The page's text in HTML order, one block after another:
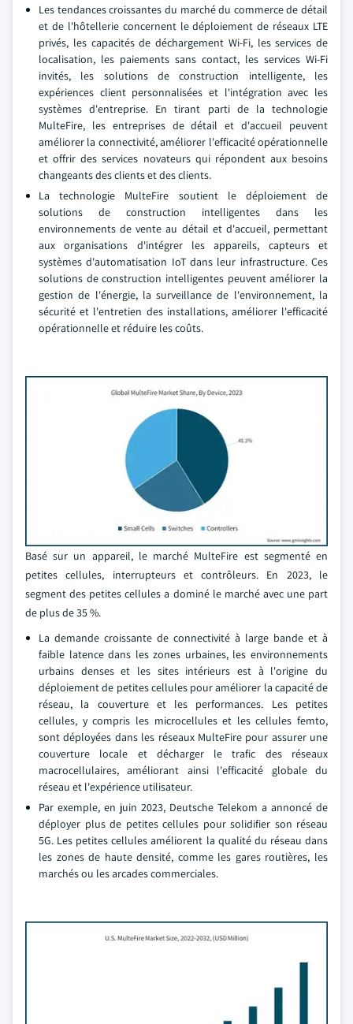
Les tendances croissantes du marché du commerce de détail
et de l'hôtellerie concernent le déploiement de réseaux LTE
privés, les capacités de déchargement Wi-Fi, les services de
localisation, les paiements sans contact, les services Wi-Fi
invités, les solutions de construction intelligente, les
expériences client personnalisées et l'intégration avec les
systèmes d'entreprise. En tirant parti de la technologie
MulteFire, les entreprises de détail et d'accueil peuvent
améliorer la connectivité, améliorer l'efficacité opérationnelle
et offrir des services novateurs qui répondent aux besoins
changeants des clients et des clients.
La technologie MulteFire soutient le déploiement de
solutions de construction intelligentes dans les
environnements de vente au détail et d'accueil, permettant
aux organisations d'intégrer les appareils, capteurs et
systèmes d'automatisation IoT dans leur infrastructure. Ces
solutions de construction intelligentes peuvent améliorer la
gestion de l'énergie, la surveillance de l'environnement, la
sécurité et l'entretien des installations, améliorer l'efficacité
opérationnelle et réduire les coûts.
Basé sur un appareil, le marché MulteFire est segmenté en
petites cellules, interrupteurs et contrôleurs. En 2023, le
segment des petites cellules a dominé le marché avec une part
de plus de 35 %.
La demande croissante de connectivité à large bande et à
faible latence dans les zones urbaines, les environnements
urbains denses et les sites intérieurs est à l'origine du
déploiement de petites cellules pour améliorer la capacité de
réseau, la couverture et les performances. Les petites
cellules, y compris les microcellules et les cellules femto,
sont déployées dans les réseaux MulteFire pour assurer une
couverture locale et décharger le trafic des réseaux
macrocellulaires, améliorant ainsi l'efficacité globale du
réseau et l'expérience utilisateur.
Par exemple, en juin 2023, Deutsche Telekom a annoncé de
déployer plus de petites cellules pour solidifier son réseau
5G. Les petites cellules améliorent la qualité du réseau dans
les zones de haute densité, comme les gares routières, les
marchés ou les arcades commerciales.